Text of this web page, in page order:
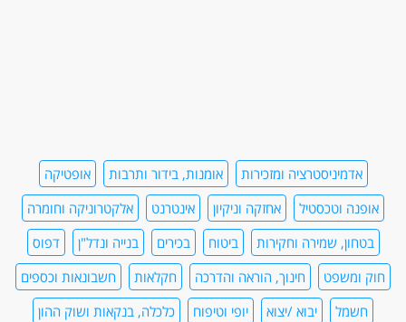
אדמיניסטרציה ומזכירות אומנות, בידור ותרבות
אופטיקה
אופנה וטכסטיל
אחזקה וניקיון אינטרנט
אלקטרוניקה וחומרה
בטחון, שמירה וחקירות
ביטוח בכירים בנייה ונדל"ן
דפוס
חוק ומשפט
חינוך, הוראה והדרכה חקלאות
חשבונאות וכספים
חשמל
יבוא /יצוא יופי וטיפוח
כלכלה, בנקאות ושוק ההון